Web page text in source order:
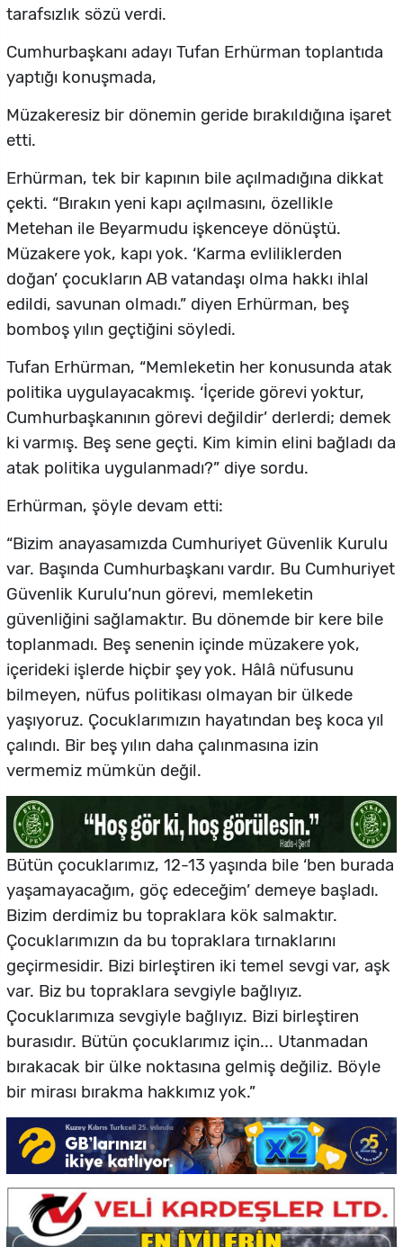
tarafsızlık sözü verdi.
Cumhurbaşkanı adayı Tufan Erhürman toplantıda
yaptığı konuşmada,
Müzakeresiz bir dönemin geride bırakıldığına işaret
etti.
Erhürman, tek bir kapının bile açılmadığına dikkat
çekti. “Bırakın yeni kapı açılmasını, özellikle
Metehan ile Beyarmudu işkenceye dönüştü.
Müzakere yok, kapı yok. ‘Karma evliliklerden
doğan’ çocukların AB vatandaşı olma hakkı ihlal
edildi, savunan olmadı.” diyen Erhürman, beş
bomboş yılın geçtiğini söyledi.
Tufan Erhürman, “Memleketin her konusunda atak
politika uygulayacakmış. ‘İçeride görevi yoktur,
Cumhurbaşkanının görevi değildir’ derlerdi; demek
ki varmış. Beş sene geçti. Kim kimin elini bağladı da
atak politika uygulanmadı?” diye sordu.
Erhürman, şöyle devam etti:
“Bizim anayasamızda Cumhuriyet Güvenlik Kurulu
var. Başında Cumhurbaşkanı vardır. Bu Cumhuriyet
Güvenlik Kurulu’nun görevi, memleketin
güvenliğini sağlamaktır. Bu dönemde bir kere bile
toplanmadı. Beş senenin içinde müzakere yok,
içerideki işlerde hiçbir şey yok. Hâlâ nüfusunu
bilmeyen, nüfus politikası olmayan bir ülkede
yaşıyoruz. Çocuklarımızın hayatından beş koca yıl
çalındı. Bir beş yılın daha çalınmasına izin
vermemiz mümkün değil.
Bütün çocuklarımız, 12-13 yaşında bile ‘ben burada
yaşamayacağım, göç edeceğim’ demeye başladı.
Bizim derdimiz bu topraklara kök salmaktır.
Çocuklarımızın da bu topraklara tırnaklarını
geçirmesidir. Bizi birleştiren iki temel sevgi var, aşk
var. Biz bu topraklara sevgiyle bağlıyız.
Çocuklarımıza sevgiyle bağlıyız. Bizi birleştiren
burasıdır. Bütün çocuklarımız için... Utanmadan
bırakacak bir ülke noktasına gelmiş değiliz. Böyle
bir mirası bırakma hakkımız yok.”